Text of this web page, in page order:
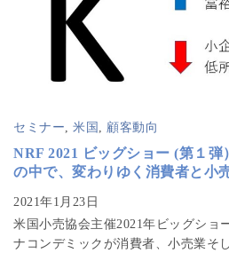
セミナー, 米国 , 顧客動向
NRF 2021 ビッグショー (第１
の中で、変わりゆく消費者と小
米国小売協会主催2021年ビッグショ
ナコンデミックが消費者、小売業そ